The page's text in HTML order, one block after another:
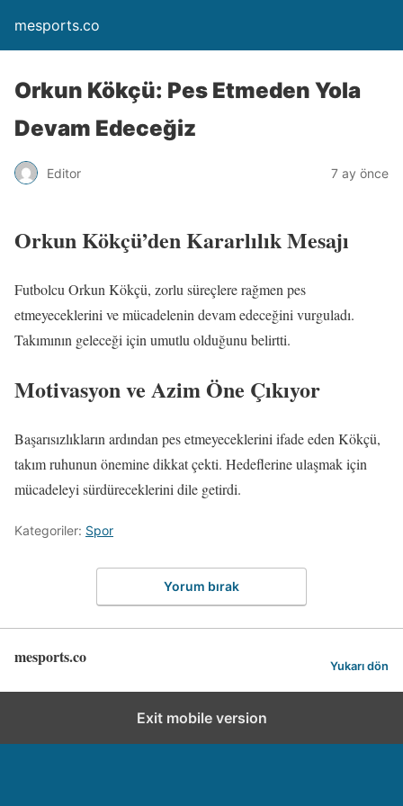
mesports.co
Orkun Kökçü: Pes Etmeden Yola
Devam Edeceğiz
Editor 7 ay önce
Orkun Kökçü’den Kararlılık Mesajı
Futbolcu Orkun Kökçü, zorlu süreçlere rağmen pes
etmeyeceklerini ve mücadelenin devam edeceğini vurguladı.
Takımının geleceği için umutlu olduğunu belirtti.
Motivasyon ve Azim Öne Çıkıyor
Başarısızlıkların ardından pes etmeyeceklerini ifade eden Kökçü,
takım ruhunun önemine dikkat çekti. Hedeflerine ulaşmak için
mücadeleyi sürdüreceklerini dile getirdi.
Kategoriler: Spor
Yorum bırak
mesports.co Yukarı dön
Exit mobile version